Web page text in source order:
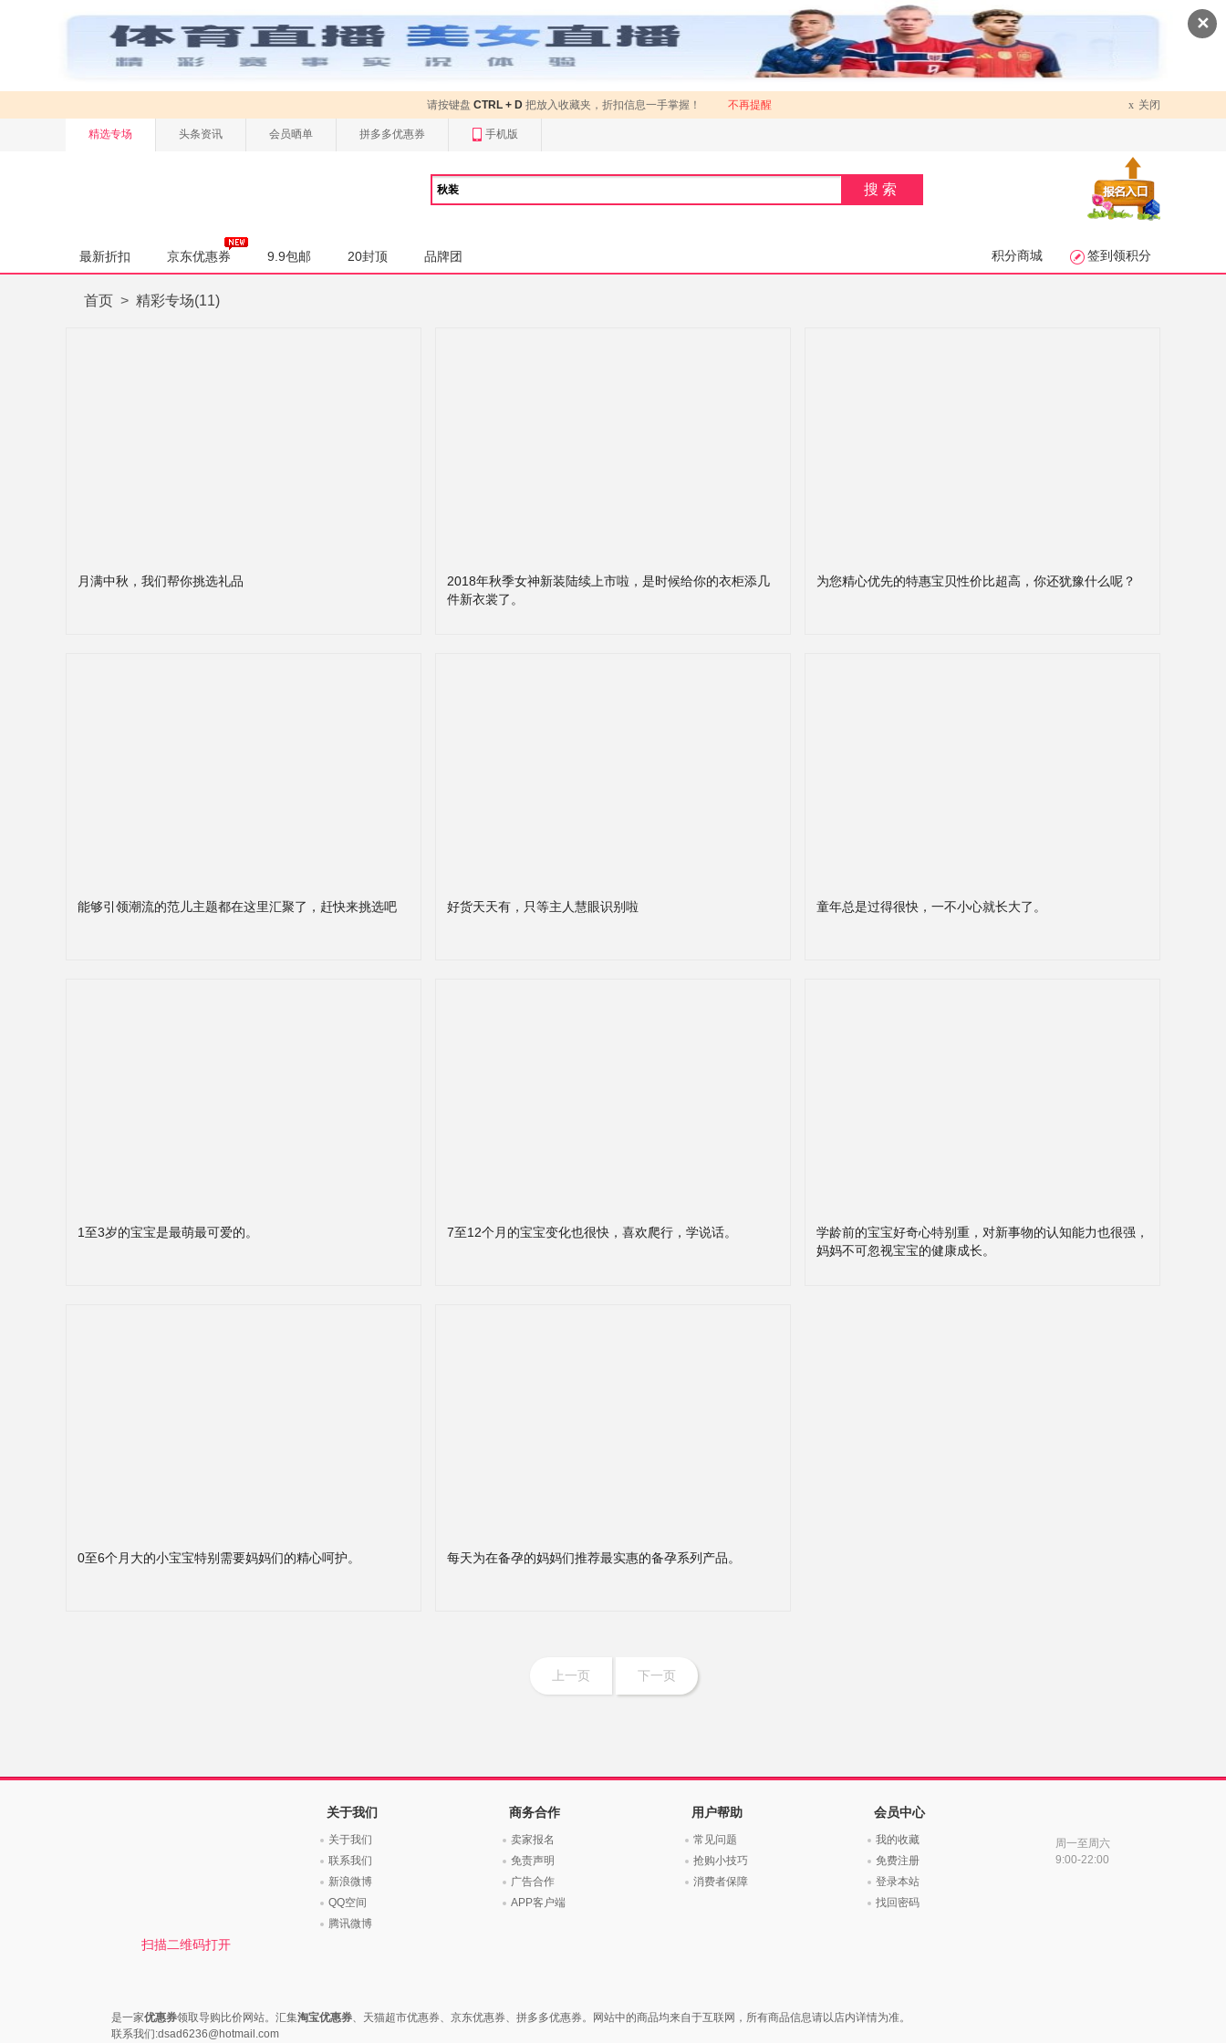
✕
请按键盘 CTRL + D 把放入收藏夹，折扣信息一手掌握！ 不再提醒 x 关闭
精选专场 头条资讯 会员晒单 拼多多优惠券 手机版
搜索
最新折扣 京东优惠券 9.9包邮 20封顶 品牌团 积分商城 签到领积分
首页 > 精彩专场(11)
月满中秋，我们帮你挑选礼品
2018年秋季女神新装陆续上市啦，是时候给你的衣柜添几
件新衣裳了。
为您精心优先的特惠宝贝性价比超高，你还犹豫什么呢？
能够引领潮流的范儿主题都在这里汇聚了，赶快来挑选吧 好货天天有，只等主人慧眼识别啦 童年总是过得很快，一不小心就长大了。
1至3岁的宝宝是最萌最可爱的。 7至12个月的宝宝变化也很快，喜欢爬行，学说话。
学龄前的宝宝好奇心特别重，对新事物的认知能力也很强，
妈妈不可忽视宝宝的健康成长。
0至6个月大的小宝宝特别需要妈妈们的精心呵护。 每天为在备孕的妈妈们推荐最实惠的备孕系列产品。
上一页 下一页
扫描二维码打开
关于我们
关于我们
联系我们
新浪微博
QQ空间
腾讯微博
商务合作
卖家报名
免责声明
广告合作
APP客户端
用户帮助
常见问题
抢购小技巧
消费者保障
会员中心
我的收藏
免费注册
登录本站
找回密码
周一至周六
9:00-22:00
是一家优惠券领取导购比价网站。汇集淘宝优惠券、天猫超市优惠券、京东优惠券、拼多多优惠券。网站中的商品均来自于互联网，所有商品信息请以店内详情为准。
联系我们:dsad6236@hotmail.com